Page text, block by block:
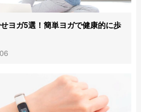
ヨガ5選！簡単ヨガで健康的に歩